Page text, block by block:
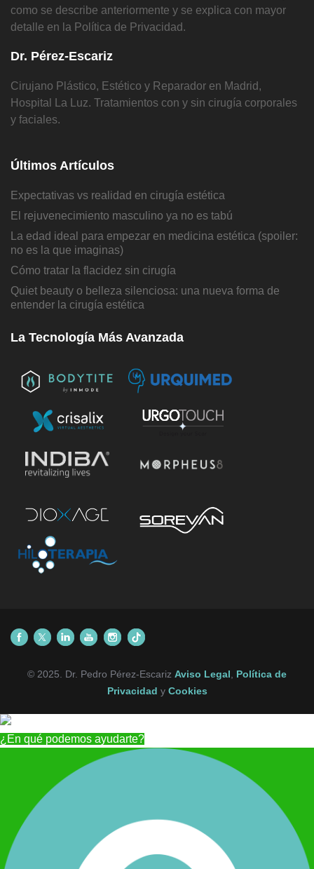
como se describe anteriormente y se explica con mayor
detalle en la Política de Privacidad.
Dr. Pérez-Escariz
Cirujano Plástico, Estético y Reparador en Madrid,
Hospital La Luz. Tratamientos con y sin cirugía corporales
y faciales.
Últimos Artículos
Expectativas vs realidad en cirugía estética
El rejuvenecimiento masculino ya no es tabú
La edad ideal para empezar en medicina estética (spoiler:
no es la que imaginas)
Cómo tratar la flacidez sin cirugía
Quiet beauty o belleza silenciosa: una nueva forma de
entender la cirugía estética
La Tecnología Más Avanzada
© 2025. Dr. Pedro Pérez-Escariz Aviso Legal
Política de
Privacidad y Cookies
¿En qué podemos ayudarte?